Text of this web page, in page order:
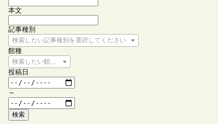
本文
記事種別
検索したい記事種別を選択してください
館種
検索したい館種を選択してください
投稿日
～
検索